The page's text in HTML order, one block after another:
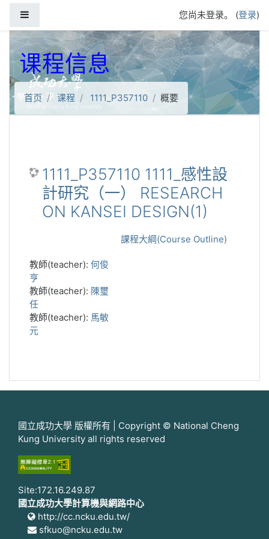
您尚未登录。 (登录)
课程信息
首页 课程 1111_P357110 概要
1111_P357110 1111_感性設
計研究（一） RESEARCH
ON KANSEI DESIGN(1)
課程大綱(Course Outline)
教師(teacher): 何俊
亨
教師(teacher): 陳璽
任
教師(teacher): 馬敏
元
國立成功大學 版權所有 | Copyright © National Cheng
Kung University all rights reserved
Site:172.16.249.87
國立成功大學計算機與網路中心
http://cc.ncku.edu.tw/
sfkuo@ncku.edu.tw